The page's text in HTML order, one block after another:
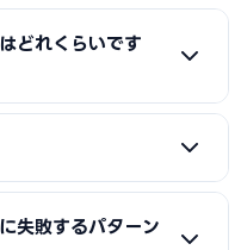
合、中小企業成長加速化
補助率は中小企業1/2、
上の投資が必要です。補
資時点では自己資金また
どれくらいです
要な投資額は1億〜3億
してください。費用の内
・広告宣伝費等）を明
を上げるために中小企業
関に依頼するケースが多
失敗するパターン